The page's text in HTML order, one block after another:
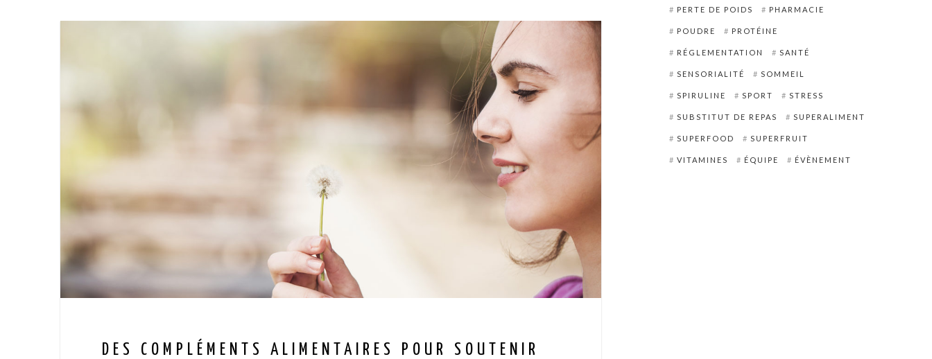
DES COMPLÉMENTS ALIMENTAIRES POUR SOUTENIR
PERTE DE POIDS PHARMACIE
POUDRE PROTÉINE
RÉGLEMENTATION SANTÉ
SENSORIALITÉ SOMMEIL
SPIRULINE SPORT STRESS
SUBSTITUT DE REPAS SUPERALIMENT
SUPERFOOD SUPERFRUIT
VITAMINES ÉQUIPE ÉVÈNEMENT